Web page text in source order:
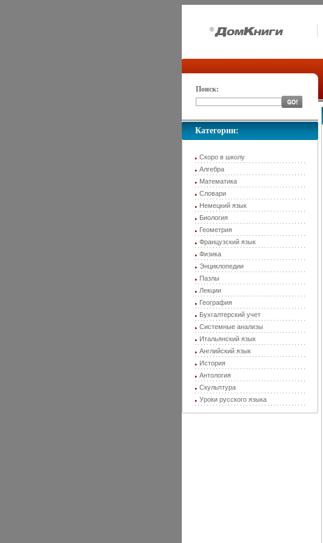
Поиск:
Категории:
Скоро в школу
Алгебра
Математика
Словари
Немецкий язык
Биология
Геометрия
Французский язык
Физика
Энциклопедии
Пазлы
Лекции
География
Бухгалтерский учет
Системные анализы
Итальянский язык
Английский язык
История
Антология
Скульптура
Уроки русского языка